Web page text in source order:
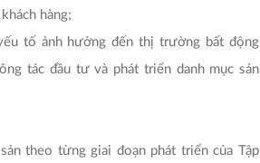
hàng;
tố ảnh hưởng đến thị trường bất động
tác đầu tư và phát triển danh mục sản
theo từng giai đoạn phát triển của Tập